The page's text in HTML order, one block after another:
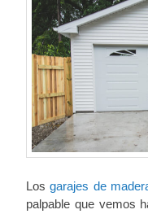
Losgarajes de
palpable que vemos